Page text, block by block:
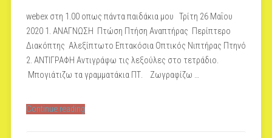
webex στη 1.00 οπως πάντα παιδάκια μου Τρίτη 26 Μαΐου
2020 1. ΑΝΑΓΝΩΣΗ Πτώση Πτήση Αναπτήρας Περίπτερο
Διακόπτης Αλεξίπτωτο Επτακόσια Οπτικός Νιπτήρας Πτηνό
2. ΑΝΤΙΓΡΑΦΗ Αντιγράφω τις λεξούλες στο τετράδιο.
Μπογιάτιζω τα γραμματάκια ΠΤ. Ζωγραφίζω …
Continue reading“16